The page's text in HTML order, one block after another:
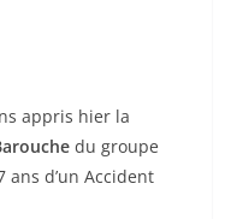
appris hier la
du groupe
ans d’un Accident